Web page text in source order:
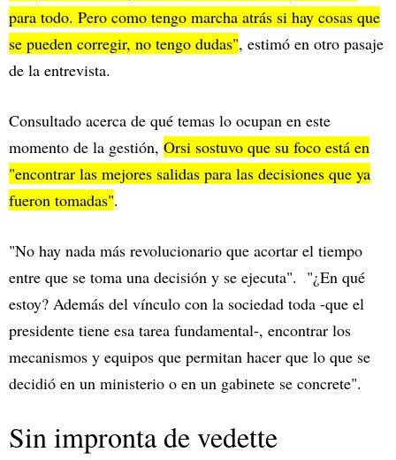
para todo. Pero como tengo marcha atrás si hay cosas que
se pueden corregir, no tengo dudas", estimó en otro pasaje
de la entrevista.
Consultado acerca de qué temas lo ocupan en este
momento de la gestión, Orsi sostuvo que su foco está en
"encontrar las mejores salidas para las decisiones que ya
fueron tomadas".
"No hay nada más revolucionario que acortar el tiempo
entre que se toma una decisión y se ejecuta". "¿En qué
estoy? Además del vínculo con la sociedad toda -que el
presidente tiene esa tarea fundamental-, encontrar los
mecanismos y equipos que permitan hacer que lo que se
decidió en un ministerio o en un gabinete se concrete".
Sin impronta de vedette